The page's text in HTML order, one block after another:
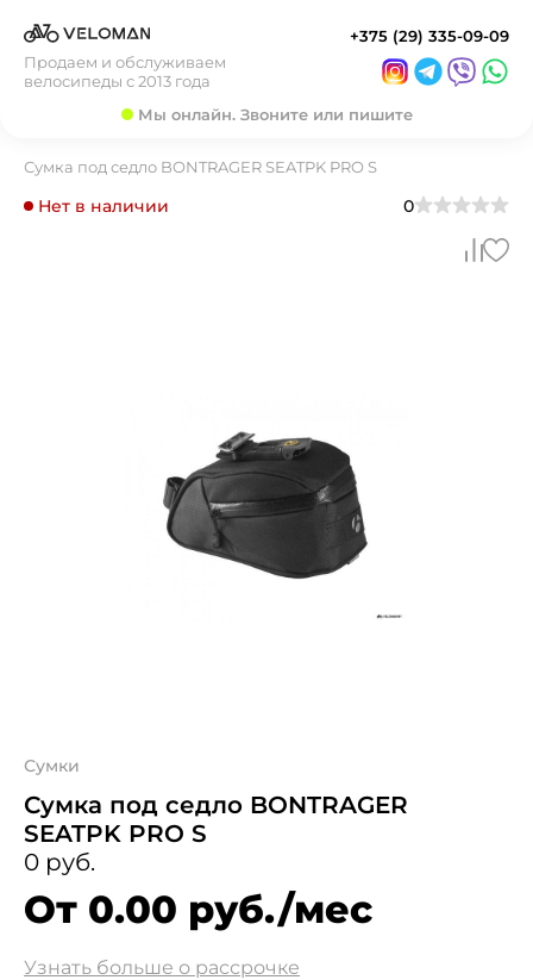
Продаем и обслуживаем
велосипеды с 2013 года
+375 (29) 335-09-09
Мы онлайн. Звоните или пишите
Сумка под седло BONTRAGER SEATPK PRO S
Нет в наличии 0
Сумки
Сумка под седло BONTRAGER
SEATPK PRO S
0 руб.
От 0.00 руб./мес
Узнать больше о рассрочке